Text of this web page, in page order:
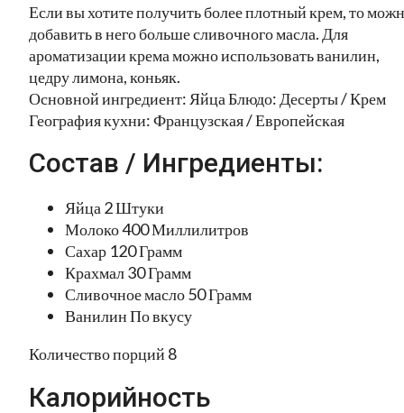
Если вы хотите получить более плотный крем, то
добавить в него больше сливочного масла. Для
ароматизации крема можно использовать ванилин,
цедру лимона, коньяк.
Основной ингредиент: Яйца Блюдо: Десерты / Крем
География кухни: Французская / Европейская
Состав / Ингредиенты:
Яйца 2 Штуки
Молоко 400 Миллилитров
Сахар 120 Грамм
Крахмал 30 Грамм
Сливочное масло 50 Грамм
Ванилин По вкусу
Количество порций 8
Калорийность